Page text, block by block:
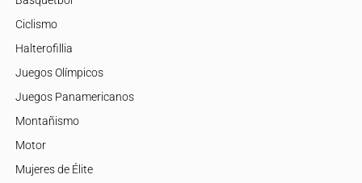
Ciclismo
Halterofillia
Juegos Olímpicos
Juegos Panamericanos
Montañismo
Motor
Mujeres de Élite